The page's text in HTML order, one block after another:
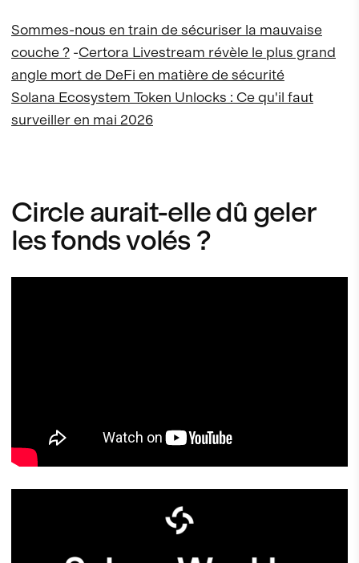
Sommes-nous en train de sécuriser la mauvaise
couche ? -Certora Livestream révèle le plus grand
angle mort de DeFi en matière de sécurité
Solana Ecosystem Token Unlocks : Ce qu'il faut
surveiller en mai 2026
Circle aurait-elle dû geler
les fonds volés ?